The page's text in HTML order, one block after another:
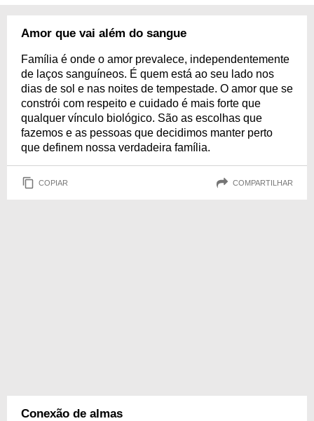
Amor que vai além do sangue
Família é onde o amor prevalece, independentemente
de laços sanguíneos. É quem está ao seu lado nos
dias de sol e nas noites de tempestade. O amor que se
constrói com respeito e cuidado é mais forte que
qualquer vínculo biológico. São as escolhas que
fazemos e as pessoas que decidimos manter perto
que definem nossa verdadeira família.
COPIAR COMPARTILHAR
Conexão de almas